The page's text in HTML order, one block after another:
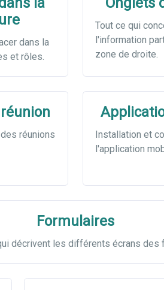
dans la
et rôles.
Tout ce qui
l'information
zone de droite.
réunions
Installation et
l'application
Formulaires
décrivent les différents écrans des